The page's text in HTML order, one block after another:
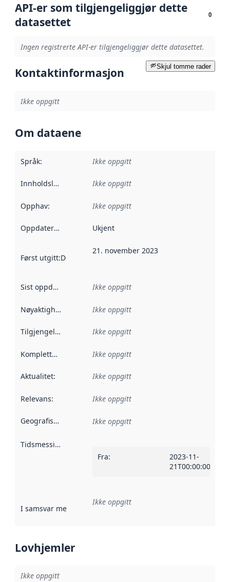
API-er som tilgjengeliggjør dette
datasettet
0
Ingen registrerte API-er tilgjengeliggjør dette datasettet.
Skjul tomme rader
Kontaktinformasjon
Ikke oppgitt
Om dataene
Språk: Ikke oppgitt
Innholdsleverandører :
Ikke oppgitt
Opphav: Ikke oppgitt
Oppdateringsfrekvens :
Ukjent
Først utgitt:Denne datoen sier når dataene i dette
21. november 2023
Sist oppdatert Ikke oppgitt
Nøyaktighet Ikke oppgitt
Tilgjengelighet Ikke oppgitt
Kompletthet Ikke oppgitt
Aktualitet: Ikke oppgitt
Relevans: Ikke oppgitt
Geografisk avgrensning :
Ikke oppgitt
Tidsmessig avgrensning
Fra:
2023-11-
21T00:00:00Z
I samsvar med Referanse til en implementasjonsregel
Ikke oppgitt
Lovhjemler
Ikke oppgitt